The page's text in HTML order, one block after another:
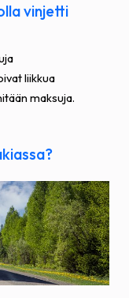
vinjetti
liikkua
maksuja.